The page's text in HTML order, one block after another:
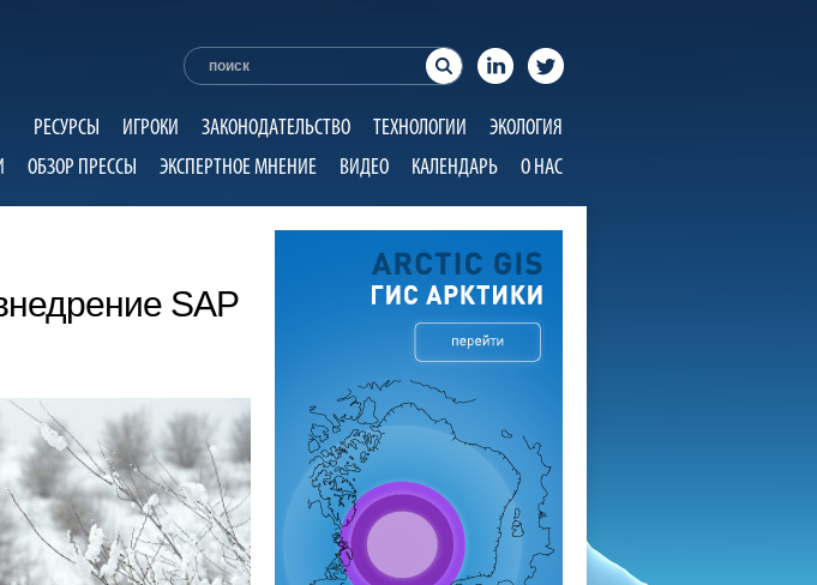
РЕСУРСЫ ИГРОКИ ЗАКОНОДАТЕЛЬСТВО ТЕХНОЛОГИИ
ЭКОЛОГИЯ
ОБЗОР ПРЕССЫ ЭКСПЕРТНОЕ МНЕНИЕ ВИДЕО КАЛЕНДАРЬ О НАС
SAP